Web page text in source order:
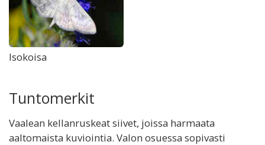
Isokoisa
Tuntomerkit
Vaalean kellanruskeat siivet, joissa harmaata
aaltomaista kuviointia. Valon osuessa sopivasti